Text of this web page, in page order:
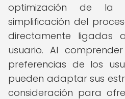
optimización de la
simplificación del
directamente ligadas
usuario. Al
preferencias de los
pueden adaptar sus
consideración para